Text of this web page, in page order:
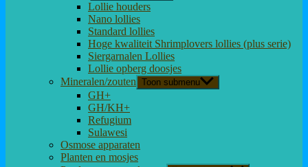
Lollie houders
Nano lollies
Standard lollies
Hoge kwaliteit Shrimplovers lollies (plus serie)
Siergarnalen Lollies
Lollie opberg doosjes
Mineralen/zouten Toon submenu
GH+
GH/KH+
Refugium
Sulawesi
Osmose apparaten
Planten en mosjes